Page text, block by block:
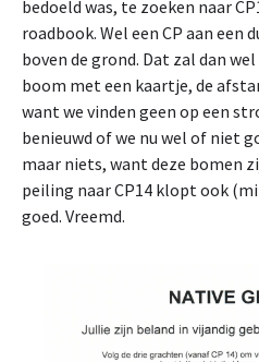
bedoeld was, te zoeken naar
roadbook. Wel een CP aan een
boven de grond. Dat zal dan
boom met een kaartje, de
want we vinden geen op een
benieuwd of we nu wel of niet
maar niets, want deze bomen
peiling naar CP14 klopt ook
goed. Vreemd.